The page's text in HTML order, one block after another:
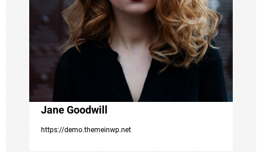
a
t
i
o
n
Jane Goodwill
https://demo.themeinwp.net